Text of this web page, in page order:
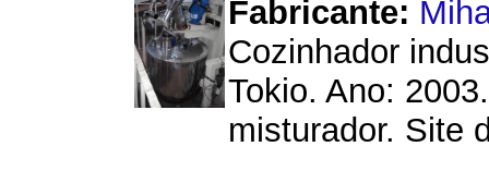
Fabricante:
Cozinhador
Tokio. Ano:
misturador. Site